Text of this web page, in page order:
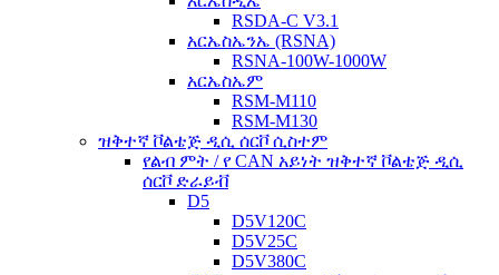
RSDA-C V3.1
አርኤስኤንኤ (RSNA)
RSNA-100W-1000W
አርኤስኤም
RSM-M110
RSM-M130
ዝቅተኛ ቮልቴጅ ዲሲ ሰርቮ ሲስተም
የልብ ምት / የ CAN አይነት ዝቅተኛ ቮልቴጅ ዲሲ
ሰርቮ ድራይቭ
D5
D5V120C
D5V25C
D5V380C